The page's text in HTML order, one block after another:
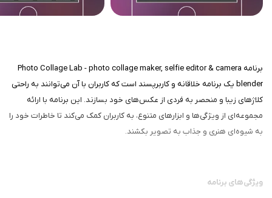
برنامه Photo Collage Lab - photo collage maker, selfie editor & camera
blender یک برنامه خلاقانه و کاربرپسند است که کاربران با آن می‌توانند به راحتی
کلاژهای زیبا و منحصر به فردی از عکس‌های خود بسازند. این برنامه با ارائه
مجموعه‌ای از ویژگی‌ها و ابزارهای متنوع، به کاربران کمک می‌کند تا خاطرات خود را
به شیوه‌ای هنری و جذاب به تصویر بکشند.
ویژگی‌های برنامه